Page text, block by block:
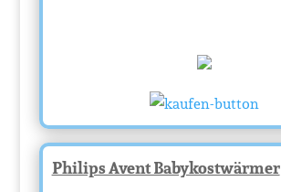
Philips Avent Babykostwärmer